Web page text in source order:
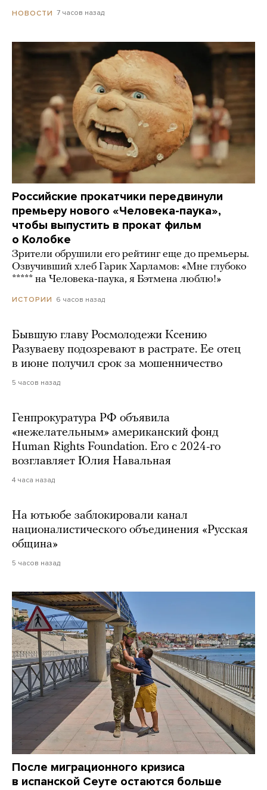
НОВОСТИ 7 часов назад
Российские прокатчики передвинули
премьеру нового «Человека-паука»,
чтобы выпустить в прокат фильм
о Колобке
Зрители обрушили его рейтинг еще до премьеры.
Озвучивший хлеб Гарик Харламов: «Мне глубоко
***** на Человека-паука, я Бэтмена люблю!»
ИСТОРИИ 6 часов назад
Бывшую главу Росмолодежи Ксению
Разуваеву подозревают в растрате. Ее отец
в июне получил срок за мошенничество
5 часов назад
Генпрокуратура РФ объявила
«нежелательным» американский фонд
Human Rights Foundation. Его с 2024-го
возглавляет Юлия Навальная
4 часа назад
На ютьюбе заблокировали канал
националистического объединения «Русская
община»
5 часов назад
После миграционного кризиса
в испанской Сеуте остаются больше